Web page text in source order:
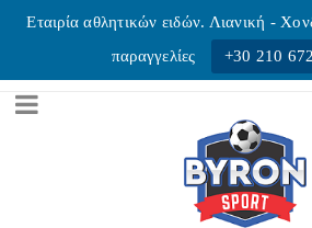
Εταιρία αθλητικών ειδών. Λιανική -
παραγγελίες
+30 210